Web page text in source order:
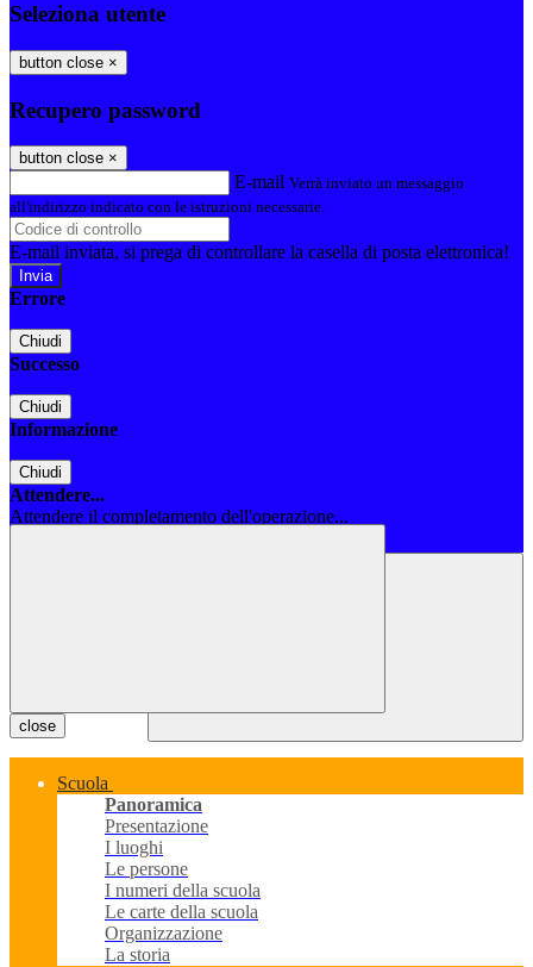
Seleziona utente
button close ×
Recupero password
button close ×
E-mail Verrà inviato un messaggio
all'indirizzo indicato con le istruzioni necessarie.
E-mail inviata, si prega di controllare la casella di posta elettronica!
Errore
Chiudi
Successo
Chiudi
Informazione
Chiudi
Attendere...
Attendere il completamento dell'operazione...
close
Scuola
Panoramica
Presentazione
I luoghi
Le persone
I numeri della scuola
Le carte della scuola
Organizzazione
La storia